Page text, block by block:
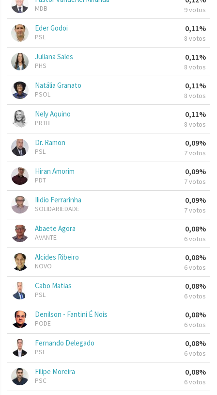
MDB 9 votos
Eder Godoi
PSL
0,11%
8 votos
Juliana Sales
PHS
0,11%
8 votos
Natália Granato
PSOL
0,11%
8 votos
Nely Aquino
PRTB
0,11%
8 votos
Dr. Ramon
PSL
0,09%
7 votos
Hiran Amorim
PDT
0,09%
7 votos
Ilidio Ferrarinha
SOLIDARIEDADE
0,09%
7 votos
Abaete Agora
AVANTE
0,08%
6 votos
Alcides Ribeiro
NOVO
0,08%
6 votos
Cabo Matias
PSL
0,08%
6 votos
Denilson - Fantini É Nois
PODE
0,08%
6 votos
Fernando Delegado
PSL
0,08%
6 votos
Filipe Moreira
PSC
0,08%
6 votos